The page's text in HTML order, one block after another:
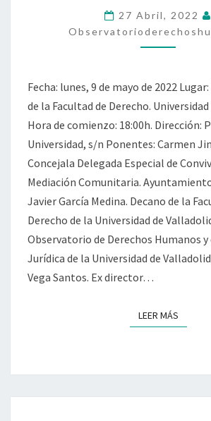
LA
27 Abril, 2022
Fecha: lunes, 9 de mayo de 2022
de la Facultad de Derecho.
Hora de comienzo: 18:00h. Dirección:
Universidad, s/n Ponentes: Carmen
Concejala Delegada Especial de
Mediación Comunitaria.
Javier García Medina. Decano de la
Derecho de la Universidad de
Observatorio de Derechos Humanos y
Jurídica de la Universidad de
Vega Santos. Ex director…
LEER MÁSLEER MÁS